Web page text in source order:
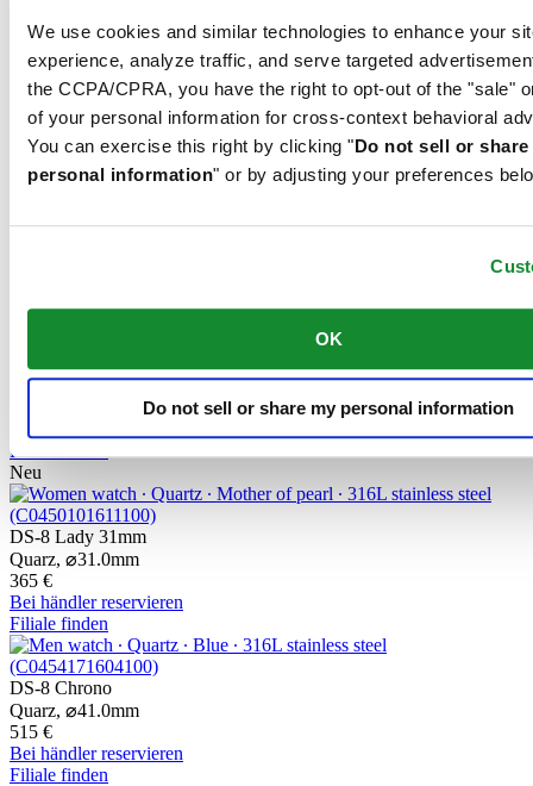
We use cookies and similar technologies to enhance your
experience, analyze traffic, and serve targeted
the CCPA/CPRA, you have the right to opt-out of the "sale"
of your personal information for cross-context behavioral
You can exercise this right by clicking "Do not sell or share
personal information" or by adjusting your preferences
OK
Do not sell or share my personal information
Quarz,⌀31.0mm
395 €
Bei händler reservieren
Neu
DS-8 Moonphase Lady
DS-8 Moonphase Lady
Quarz,⌀32.0mm
Filiale finden
Neu
DS-8 Lady 31mm
Quarz, ⌀31.0mm
365 €
Bei händler reservieren
Filiale finden
DS-8 Chrono
Quarz, ⌀41.0mm
515 €
Bei händler reservieren
Filiale finden